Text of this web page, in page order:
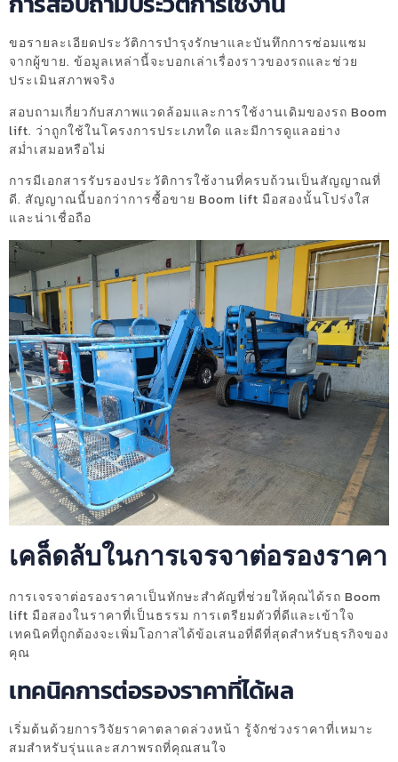
ขอรายละเอียดประวัติการบำรุงรักษาและบันทึกการซ่อมแซม
จากผู้ขาย. ข้อมูลเหล่านี้จะบอกเล่าเรื่องราวของรถและช่วย
ประเมินสภาพจริง
สอบถามเกี่ยวกับสภาพแวดล้อมและการใช้งานเดิมของรถ Boom
lift. ว่าถูกใช้ในโครงการประเภทใด และมีการดูแลอย่าง
สม่ำเสมอหรือไม่
การมีเอกสารรับรองประวัติการใช้งานที่ครบถ้วนเป็นสัญญาณที่
ดี. สัญญาณนี้บอกว่าการซื้อขาย Boom lift มือสองนั้นโปร่งใส
และน่าเชื่อถือ
เคล็ดลับในการเจรจาต่อรองราคา
การเจรจาต่อรองราคาเป็นทักษะสำคัญที่ช่วยให้คุณได้รถ Boom
lift มือสองในราคาที่เป็นธรรม การเตรียมตัวที่ดีและเข้าใจ
เทคนิคที่ถูกต้องจะเพิ่มโอกาสได้ข้อเสนอที่ดีที่สุดสำหรับธุรกิจของ
คุณ
เทคนิคการต่อรองราคาที่ได้ผล
เริ่มต้นด้วยการวิจัยราคาตลาดล่วงหน้า รู้จักช่วงราคาที่เหมาะ
สมสำหรับรุ่นและสภาพรถที่คุณสนใจ